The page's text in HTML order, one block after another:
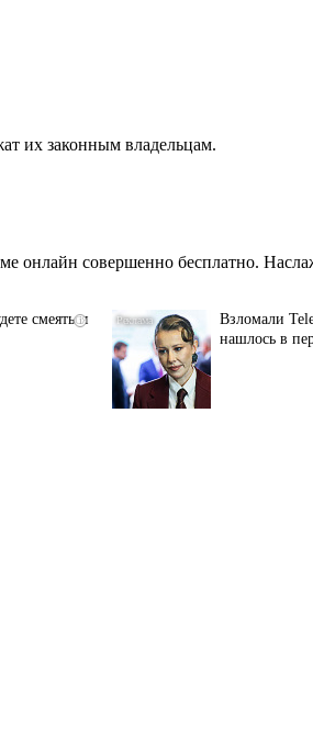
их законным владельцам.
онлайн совершенно бесплатно.
i
смеяться
Взломали
нашлось в